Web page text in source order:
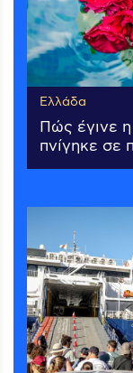
Ελλάδα
Πώς έγινε
πνίγηκε σε